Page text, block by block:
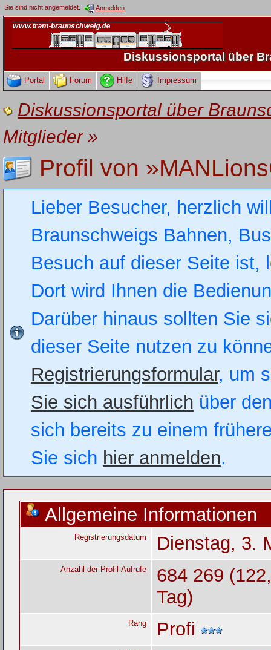
Sie sind nicht angemeldet. Anmelden
Diskussionsportal über
Portal Forum Hilfe Impressum
Diskussionsportal über
Mitglieder»
Profil von
Lieber Besucher, herzlich
Braunschweigs Bahnen,
Besuch auf dieser Seite
Dort wird Ihnen die
Darüber hinaus sollten Sie
dieser Seite nutzen zu
Registrierungsformular, um
Sie sich ausführlich über
sich bereits zu einem
Sie sich hier anmelden.
Allgemeine Informationen
Registrierungsdatum Dienstag, 3.
Anzahl der Profil-Aufrufe
684 269
Tag)
Rang Profi